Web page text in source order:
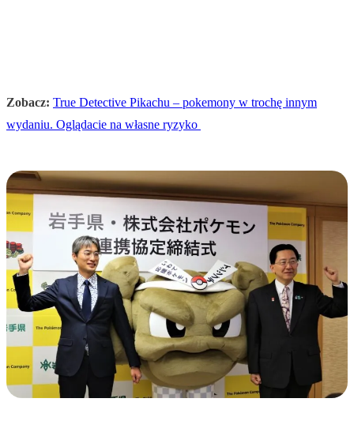
Zobacz: True Detective Pikachu – pokemony w trochę innym
wydaniu. Oglądacie na własne ryzyko